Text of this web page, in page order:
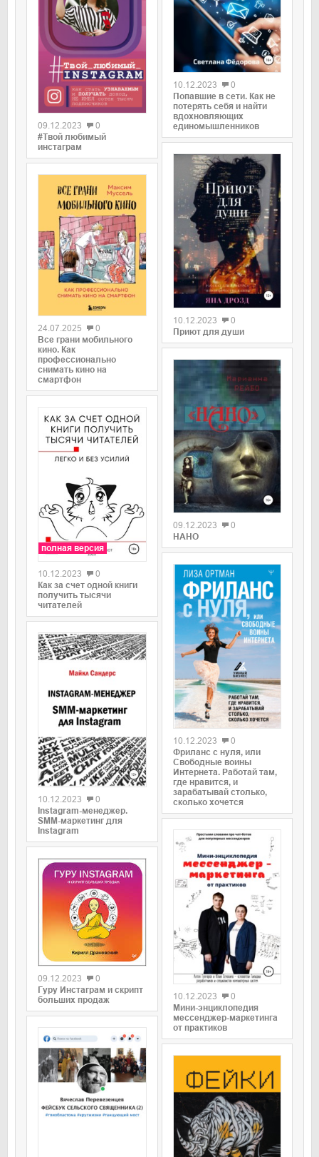
09.12.2023
0
#Твой любимый
инстаграм
24.07.2025
0
Все грани мобильного
кино. Как
профессионально
снимать кино на
смартфон
полная версия
10.12.2023
0
Как за счет одной книги
получить тысячи
читателей
0
10.12.2023
0
Instagram-менеджер.
SMM-маркетинг для
Instagram
0
09.12.2023
0
Гуру Инстаграм и скрипт
больших продаж
10.12.2023
0
Попавшие в сети. Как не
потерять себя и найти
вдохновляющих
единомышленников
0
10.12.2023
0
Приют для души
09.12.2023
0
НАНО
0
10.12.2023
0
Фриланс с нуля, или
Свободные воины
Интернета. Работай там,
где нравится, и
зарабатывай столько,
сколько хочется
0
10.12.2023
0
Мини-энциклопедия
мессенджер-маркетинга
от практиков